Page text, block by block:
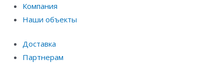
Компания
Наши объекты
Доставка
Партнерам